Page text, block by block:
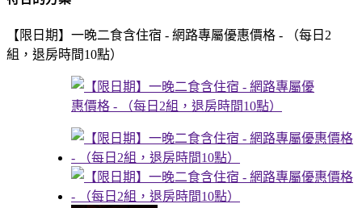
【限日期】一晚二食含住宿 - 網路專屬優惠價格 - （每日2
組，退房時間10點）